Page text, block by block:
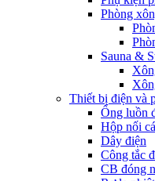
Phòng
Sauna &
Thiết bị điện và
Ống luồn
Hộp nối
Dây điện
Công tắc
CB đóng